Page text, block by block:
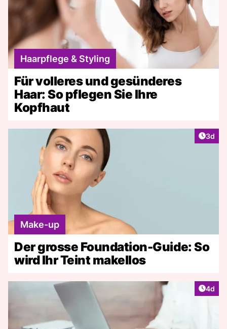
Haarpflege & Styling
Für volleres und gesünderes
Haar: So pflegen Sie Ihre
Kopfhaut
3d
Make-up
Der grosse Foundation-Guide: So
wird Ihr Teint makellos
4d